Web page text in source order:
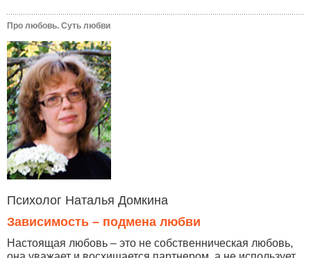
Про любовь. Суть любви
Психолог Наталья Домкина
Зависимость – подмена любви
Настоящая любовь – это не собственническая любовь,